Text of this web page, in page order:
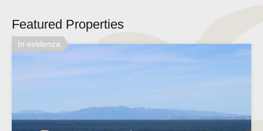
Featured Properties
In evidenza